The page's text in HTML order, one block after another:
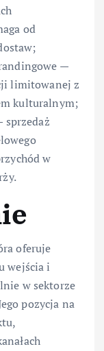
od
—
limitowanej z
kulturalnym;
sprzedaż
w
oferuje
wejścia i
w sektorze
pozycja na